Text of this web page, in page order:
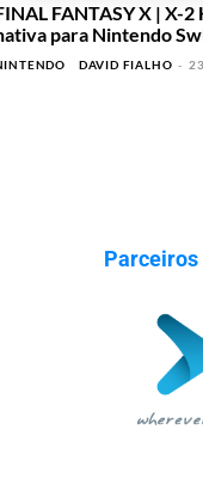
FANTASY X | X-
para Nintendo
DAVID FIALHO -
Parceiros